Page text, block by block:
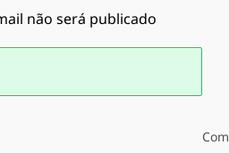
não será publicado